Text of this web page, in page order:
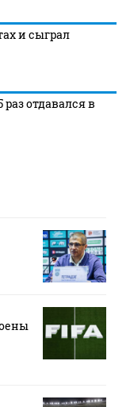
и сыграл
отдавался в